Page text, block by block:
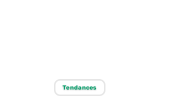
Tendances